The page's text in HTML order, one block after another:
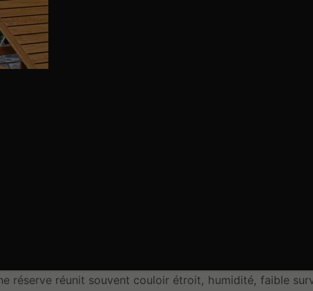
réserve réunit souvent couloir étroit, humidité, faible